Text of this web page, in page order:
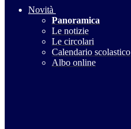
Novità
Panoramica
Le notizie
Le circolari
Calendario scolastico
Albo online